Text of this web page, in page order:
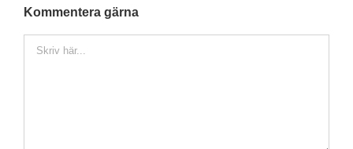
Kommentera gärna